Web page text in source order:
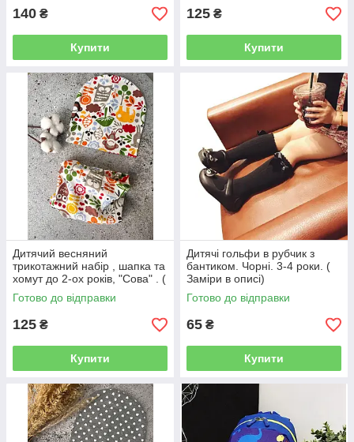
140 ₴
Купити
125 ₴
Купити
Дитячий весняний
трикотажний набір , шапка та
хомут до 2-ох років, "Сова" . (
Заміри в описі ).
Готово до відправки
125 ₴
Купити
Дитячі гольфи в рубчик з
бантиком. Чорні. 3-4 роки. (
Заміри в описі)
Готово до відправки
65 ₴
Купити